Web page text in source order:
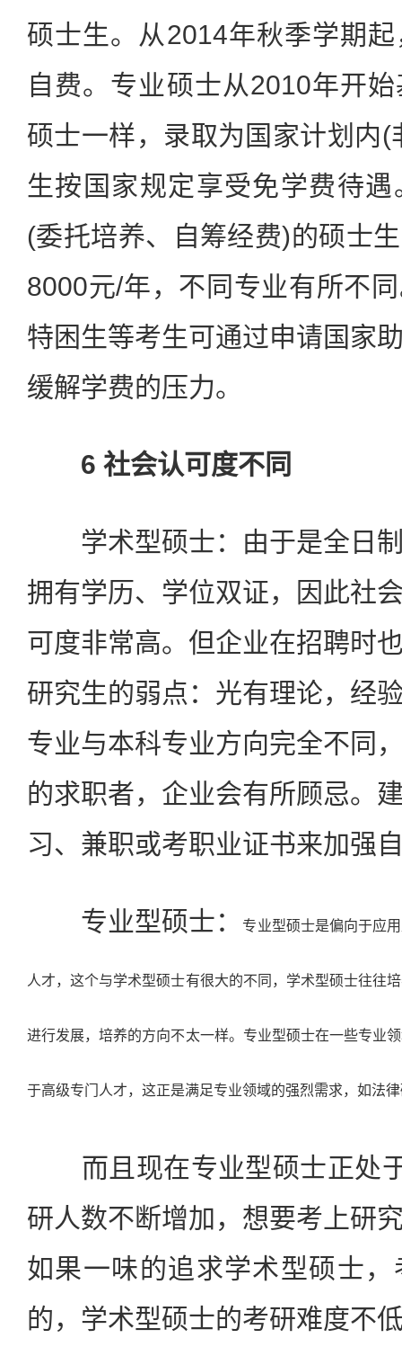
硕士生。从2014年秋季学期
自费。专业硕士从2010年开
硕士一样，录取为国家计划内
生按国家规定享受免学费待
(委托培养、自筹经费)的硕士
8000元/年，不同专业有所不
特困生等考生可通过申请国家
缓解学费的压力。
6 社会认可度不同
学术型硕士：由于是全日制
拥有学历、学位双证，因此社
可度非常高。但企业在招聘时
研究生的弱点：光有理论，经
专业与本科专业方向完全不同
的求职者，企业会有所顾忌。
习、兼职或考职业证书来加强
专业型硕士： 专业型硕士是偏向于应
人才，这个与学术型硕士有很大的不同，学术型硕士往往
进行发展，培养的方向不太一样。专业型硕士在一些专业
于高级专门人才，这正是满足专业领域的强烈需求，如法
而且现在专业型硕士正处于
研人数不断增加，想要考上研
如果一味的追求学术型硕士
的，学术型硕士的考研难度不